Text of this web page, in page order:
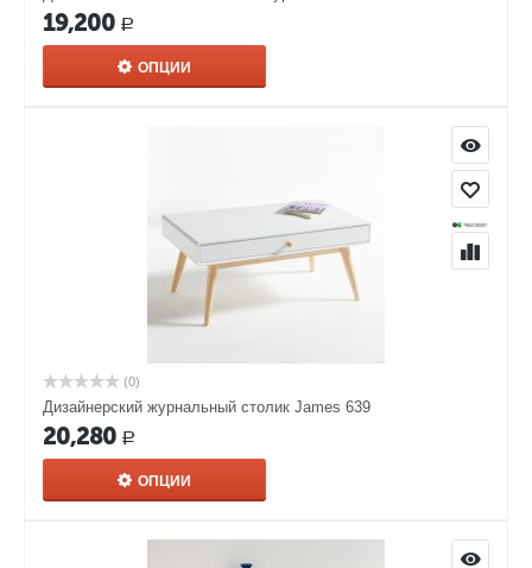
19,200 Р
ОПЦИИ
(0)
Дизайнерский журнальный столик James 639
20,280 Р
ОПЦИИ